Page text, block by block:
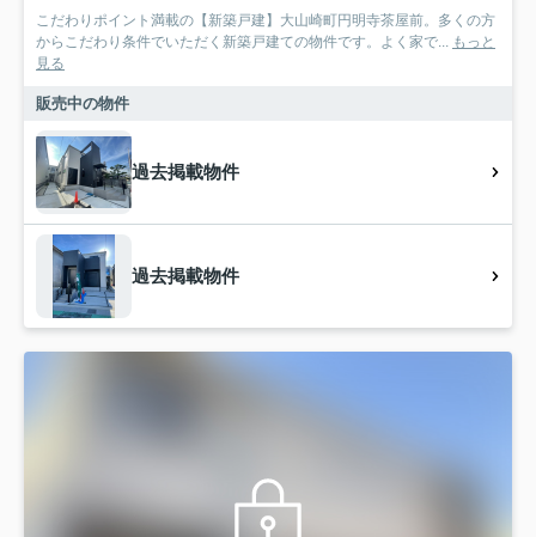
こだわりポイント満載の【新築戸建】大山崎町円明寺茶屋前。多くの方
からこだわり条件でいただく新築戸建ての物件です。よく家で... もっと
見る
販売中の物件
過去掲載物件
過去掲載物件